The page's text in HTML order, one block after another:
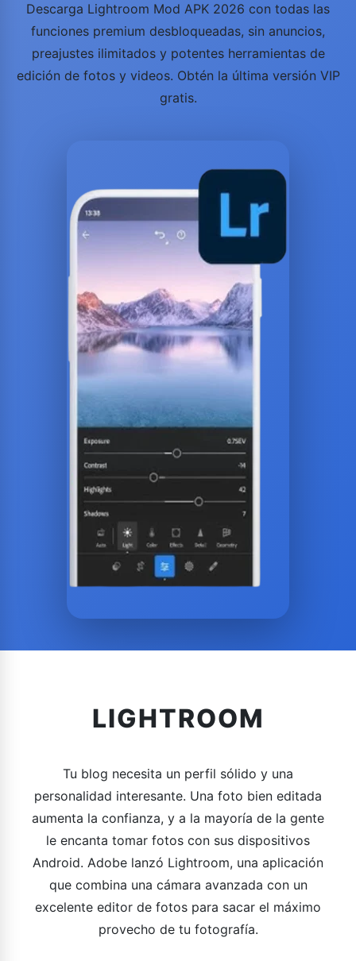
Descarga Lightroom Mod APK 2026 con todas las
funciones premium desbloqueadas, sin anuncios,
preajustes ilimitados y potentes herramientas de
edición de fotos y videos. Obtén la última versión VIP
gratis.
LIGHTROOM
Tu blog necesita un perfil sólido y una
personalidad interesante. Una foto bien editada
aumenta la confianza, y a la mayoría de la gente
le encanta tomar fotos con sus dispositivos
Android. Adobe lanzó Lightroom, una aplicación
que combina una cámara avanzada con un
excelente editor de fotos para sacar el máximo
provecho de tu fotografía.